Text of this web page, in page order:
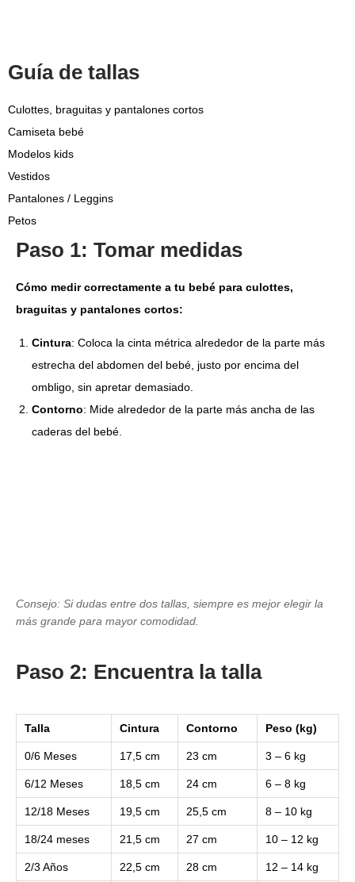
Guía de tallas
Culottes, braguitas y pantalones cortos
Camiseta bebé
Modelos kids
Vestidos
Pantalones / Leggins
Petos
Paso 1: Tomar medidas
Cómo medir correctamente a tu bebé para culottes,
braguitas y pantalones cortos:
Cintura: Coloca la cinta métrica alrededor de la parte más
estrecha del abdomen del bebé, justo por encima del
ombligo, sin apretar demasiado.
Contorno: Mide alrededor de la parte más ancha de las
caderas del bebé.
Consejo: Si dudas entre dos tallas, siempre es mejor elegir la
más grande para mayor comodidad.
Paso 2: Encuentra la talla
Talla Cintura Contorno Peso (kg)
0/6 Meses 17,5 cm 23 cm 3 – 6 kg
6/12 Meses 18,5 cm 24 cm 6 – 8 kg
12/18 Meses 19,5 cm 25,5 cm 8 – 10 kg
18/24 meses 21,5 cm 27 cm 10 – 12 kg
2/3 Años 22,5 cm 28 cm 12 – 14 kg